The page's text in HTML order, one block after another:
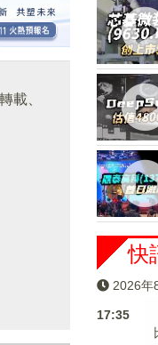
載、
快
2026年
17:35